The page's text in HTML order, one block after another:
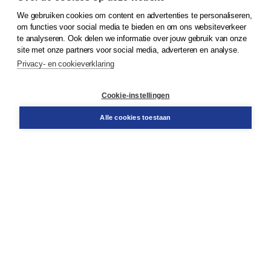
© 2026Koninklijke Boom uitgevers
Klantenservice
Service & informatie
Contact
We gebruiken cookies om content en advertenties te personaliseren,
om functies voor social media te bieden en om ons websiteverkeer
te analyseren. Ook delen we informatie over jouw gebruik van onze
site met onze partners voor social media, adverteren en analyse.
Privacy- en cookieverklaring
Cookie-instellingen
Alle cookies toestaan